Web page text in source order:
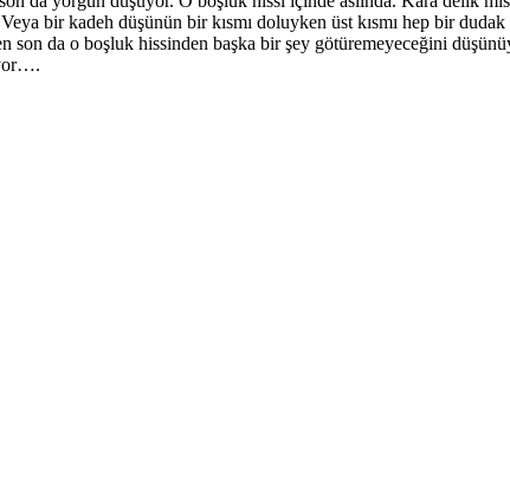
bir kadeh düşünün bir kısmı doluyken üst kısmı hep bir
son da o boşluk hissinden başka bir şey götüremeyeceğini